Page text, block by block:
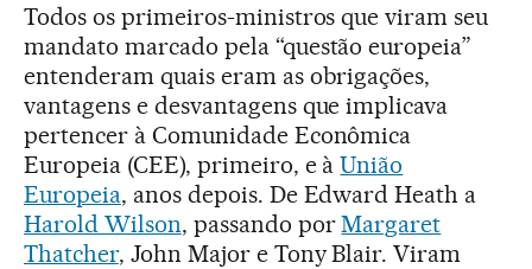
Todos os primeiros-ministros que viram seu
mandato marcado pela “questão europeia”
entenderam quais eram as obrigações,
vantagens e desvantagens que implicava
pertencer à Comunidade Econômica
Europeia (CEE), primeiro, e àUnião
Europeia, anos depois. De Edward Heath a
Harold Wilson, passando porMargaret
Thatcher, John Major e Tony Blair. Viram